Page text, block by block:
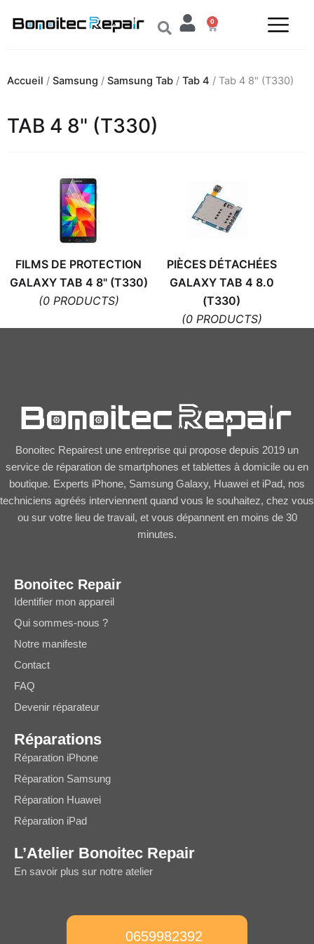
0
Panier
Accueil / Samsung / Samsung Tab / Tab 4 / Tab 4 8" (T330)
TAB 4 8" (T330)
FILMS DE PROTECTION
GALAXY TAB 4 8" (T330)
(0 PRODUCTS)
PIÈCES DÉTACHÉES
GALAXY TAB 4 8.0
(T330)
(0 PRODUCTS)
Bonoitec Repairest une entreprise qui propose depuis 2019 un
service de réparation de smartphones et tablettes à domicile ou en
boutique. Experts iPhone, Samsung Galaxy, Huawei et iPad, nos
techniciens agréés interviennent quand vous le souhaitez, chez vous
ou sur votre lieu de travail, et vous dépannent en moins de 30
minutes.
Bonoitec Repair
Identifier mon appareil
Qui sommes-nous ?
Notre manifeste
Contact
FAQ
Devenir réparateur
Réparations
Réparation iPhone
Réparation Samsung
Réparation Huawei
Réparation iPad
L’Atelier Bonoitec Repair
En savoir plus sur notre atelier
0659982392